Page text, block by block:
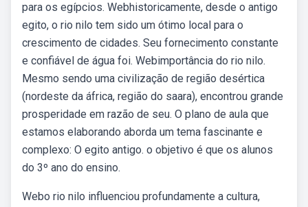
para os egípcios. Webhistoricamente, desde o antigo
egito, o rio nilo tem sido um ótimo local para o
crescimento de cidades. Seu fornecimento constante
e confiável de água foi. Webimportância do rio nilo.
Mesmo sendo uma civilização de região desértica
(nordeste da áfrica, região do saara), encontrou grande
prosperidade em razão de seu. O plano de aula que
estamos elaborando aborda um tema fascinante e
complexo: O egito antigo. o objetivo é que os alunos
do 3º ano do ensino.
Webo rio nilo influenciou profundamente a cultura,